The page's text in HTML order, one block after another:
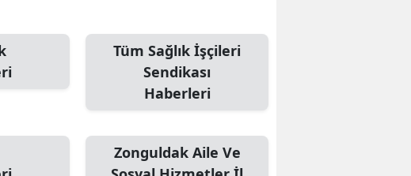
Tüm Sağlık İşçileri
Sendikası
Haberleri
Zonguldak Aile Ve